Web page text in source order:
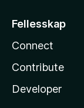
Fellesskap
Connect
Contribute
Developer